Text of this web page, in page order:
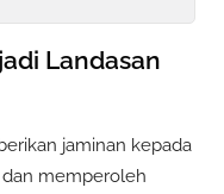
Landasan
jaminan kepada
memperoleh